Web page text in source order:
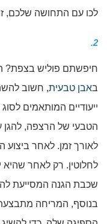
לכו עם התחושה שלכם,
2.
חיפשתם פוליש בצפת?
באבן טבעית, חשוב
ייעודיים המותאמים
הטבעי של הרצפה, להגן
לאורך זמן. לאחר
לחלוטין. רק לאחר שהיא
שכבת הגנה המסייעת
בנוסף, המריחה